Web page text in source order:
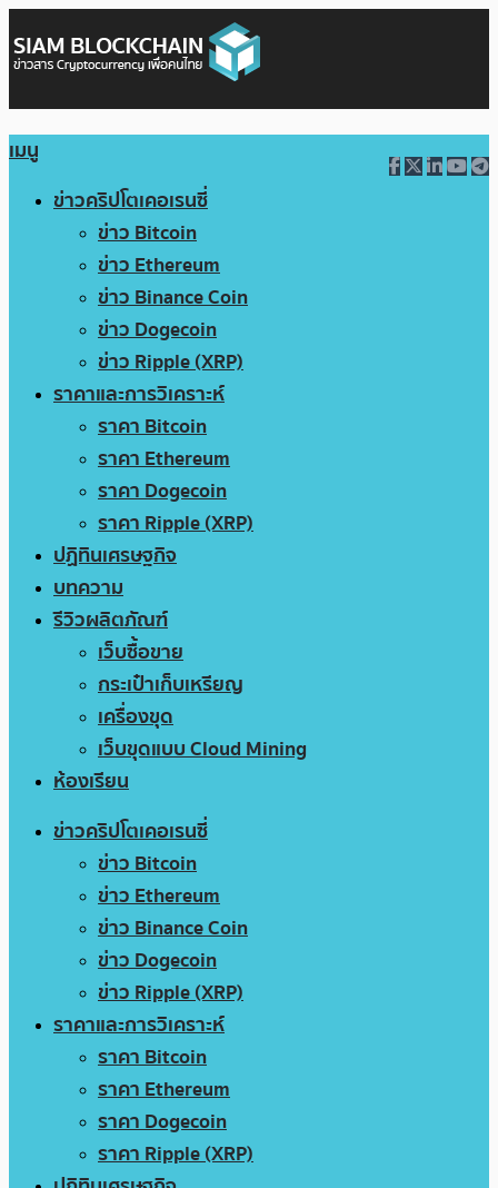
เมนู
ข่าวคริปโตเคอเรนซี่
ข่าว Bitcoin
ข่าว Ethereum
ข่าว Binance Coin
ข่าว Dogecoin
ข่าว Ripple (XRP)
ราคาและการวิเคราะห์
ราคา Bitcoin
ราคา Ethereum
ราคา Dogecoin
ราคา Ripple (XRP)
ปฏิทินเศรษฐกิจ
บทความ
รีวิวผลิตภัณฑ์
เว็บซื้อขาย
กระเป๋าเก็บเหรียญ
เครื่องขุด
เว็บขุดแบบ Cloud Mining
ห้องเรียน
ข่าวคริปโตเคอเรนซี่
ข่าว Bitcoin
ข่าว Ethereum
ข่าว Binance Coin
ข่าว Dogecoin
ข่าว Ripple (XRP)
ราคาและการวิเคราะห์
ราคา Bitcoin
ราคา Ethereum
ราคา Dogecoin
ราคา Ripple (XRP)